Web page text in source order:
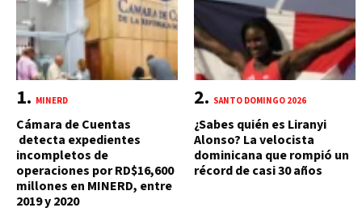
MINERD
Cámara de Cuentas
detecta expedientes
incompletos de
operaciones por RD$16,600
millones en MINERD, entre
2019 y 2020
SANTO DOMINGO 2026
¿Sabes quién es Liranyi
Alonso? La velocista
dominicana que rompió un
récord de casi 30 años